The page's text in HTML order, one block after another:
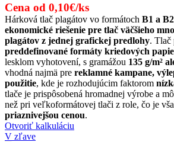
Cena od 0,10€/ks
Hárková tlač plagátov vo formátoch B1 a B2
ekonomické riešenie pre tlač väčšieho
plagátov z jednej grafickej predlohy. Tlač
preddefinované formáty kriedových
lesklom vyhotovení, s gramážou 135 g/m²
vhodná najmä pre reklamné kampane,
použitie, kde je rozhodujúcim faktorom
tlače je prispôsobená hromadnej výrobe a
než pri veľkoformátovej tlači z role, čo je
priaznivejšou cenou.
Otvoriť kalkuláciu
V zľave